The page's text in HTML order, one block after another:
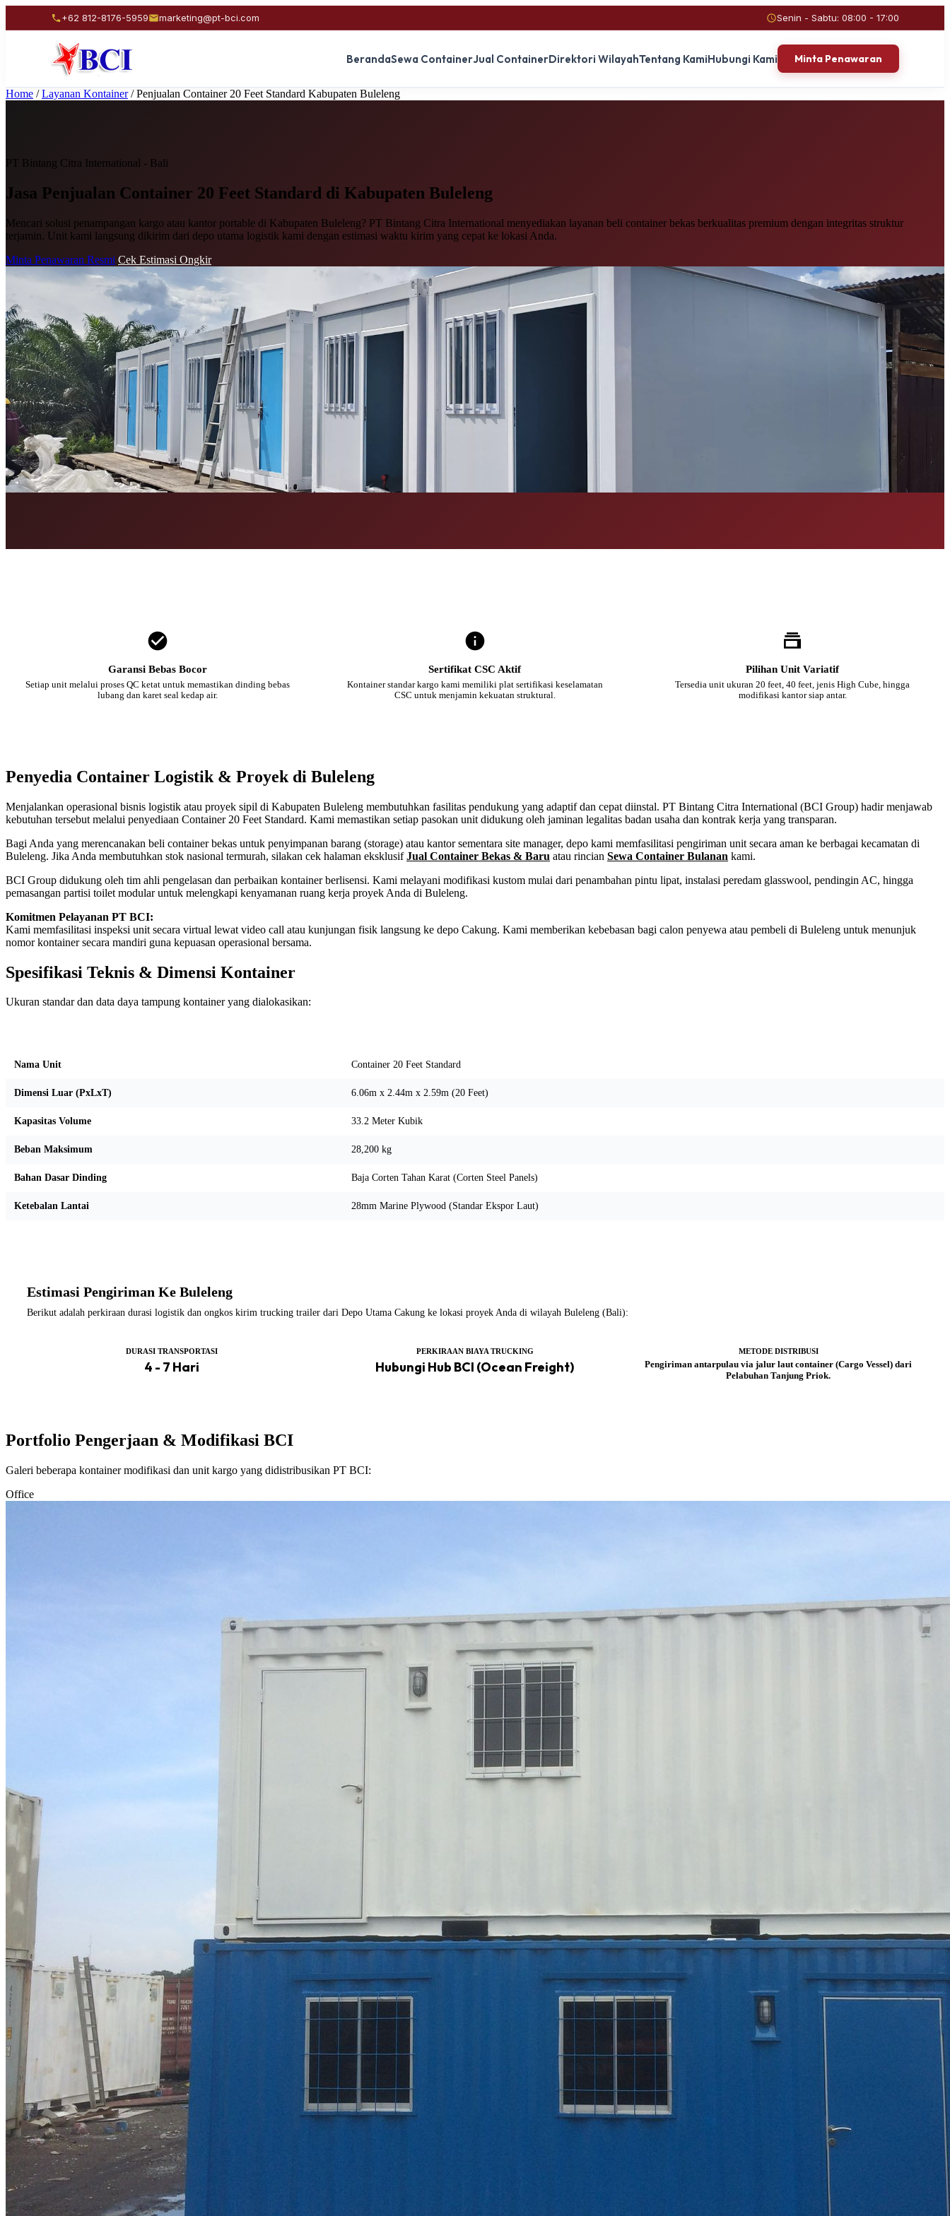
+62 812-8176-5959 marketing@pt-bci.com Senin - Sabtu: 08:00 - 17:00
BerandaSewa ContainerJual ContainerDirektori WilayahTentang KamiHubungi Kami Minta Penawaran
Home / Layanan Kontainer / Penjualan Container 20 Feet Standard Kabupaten Buleleng
PT Bintang Citra International - Bali
Jasa Penjualan Container 20 Feet Standard di Kabupaten Buleleng
Mencari solusi penampangan kargo atau kantor portable di Kabupaten Buleleng? PT Bintang Citra International menyediakan layanan beli container bekas berkualitas premium dengan integritas struktur
terjamin. Unit kami langsung dikirim dari depo utama logistik kami dengan estimasi waktu kirim yang cepat ke lokasi Anda.
Minta Penawaran Resmi Cek Estimasi Ongkir
Garansi Bebas Bocor
Setiap unit melalui proses QC ketat untuk memastikan dinding bebas
lubang dan karet seal kedap air.
Sertifikat CSC Aktif
Kontainer standar kargo kami memiliki plat sertifikasi keselamatan
CSC untuk menjamin kekuatan struktural.
Pilihan Unit Variatif
Tersedia unit ukuran 20 feet, 40 feet, jenis High Cube, hingga
modifikasi kantor siap antar.
Penyedia Container Logistik & Proyek di Buleleng
Menjalankan operasional bisnis logistik atau proyek sipil di Kabupaten Buleleng membutuhkan fasilitas pendukung yang adaptif dan cepat diinstal. PT Bintang Citra International (BCI Group) hadir menjawab
kebutuhan tersebut melalui penyediaan Container 20 Feet Standard. Kami memastikan setiap pasokan unit didukung oleh jaminan legalitas badan usaha dan kontrak kerja yang transparan.
Bagi Anda yang merencanakan beli container bekas untuk penyimpanan barang (storage) atau kantor sementara site manager, depo kami memfasilitasi pengiriman unit secara aman ke berbagai kecamatan di
Buleleng. Jika Anda membutuhkan stok nasional termurah, silakan cek halaman eksklusifJual Container Bekas & Baru atau rincian Sewa Container Bulanan kami.
BCI Group didukung oleh tim ahli pengelasan dan perbaikan kontainer berlisensi. Kami melayani modifikasi kustom mulai dari penambahan pintu lipat, instalasi peredam glasswool, pendingin AC, hingga
pemasangan partisi toilet modular untuk melengkapi kenyamanan ruang kerja proyek Anda di Buleleng.
Komitmen Pelayanan PT BCI:
Kami memfasilitasi inspeksi unit secara virtual lewat video call atau kunjungan fisik langsung ke depo Cakung. Kami memberikan kebebasan bagi calon penyewa atau pembeli di Buleleng untuk menunjuk
nomor kontainer secara mandiri guna kepuasan operasional bersama.
Spesifikasi Teknis & Dimensi Kontainer
Ukuran standar dan data daya tampung kontainer yang dialokasikan:
Nama Unit Container 20 Feet Standard
Dimensi Luar (PxLxT) 6.06m x 2.44m x 2.59m (20 Feet)
Kapasitas Volume 33.2 Meter Kubik
Beban Maksimum 28,200 kg
Bahan Dasar Dinding Baja Corten Tahan Karat (Corten Steel Panels)
Ketebalan Lantai 28mm Marine Plywood (Standar Ekspor Laut)
Estimasi Pengiriman Ke Buleleng
Berikut adalah perkiraan durasi logistik dan ongkos kirim trucking trailer dari Depo Utama Cakung ke lokasi proyek Anda di wilayah Buleleng (Bali):
DURASI TRANSPORTASI
4 - 7 Hari
PERKIRAAN BIAYA TRUCKING
Hubungi Hub BCI (Ocean Freight)
METODE DISTRIBUSI
Pengiriman antarpulau via jalur laut container (Cargo Vessel) dari
Pelabuhan Tanjung Priok.
Portfolio Pengerjaan & Modifikasi BCI
Galeri beberapa kontainer modifikasi dan unit kargo yang didistribusikan PT BCI:
Office